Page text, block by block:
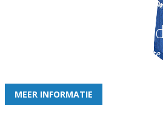
Word nu lid van
en geniet iedere week van het
MEER INFORMATIE